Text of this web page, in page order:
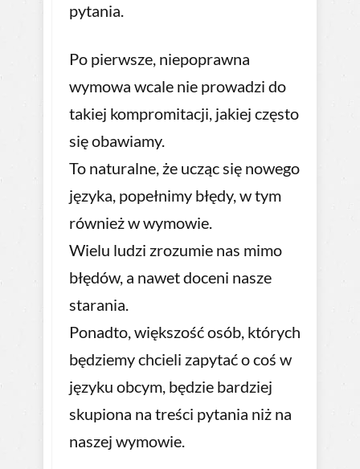
pytania.
Po pierwsze, niepoprawna
wymowa wcale nie prowadzi do
takiej kompromitacji, jakiej często
się obawiamy.
To naturalne, że ucząc się nowego
języka, popełnimy błędy, w tym
również w wymowie.
Wielu ludzi zrozumie nas mimo
błędów, a nawet doceni nasze
starania.
Ponadto, większość osób, których
będziemy chcieli zapytać o coś w
języku obcym, będzie bardziej
skupiona na treści pytania niż na
naszej wymowie.